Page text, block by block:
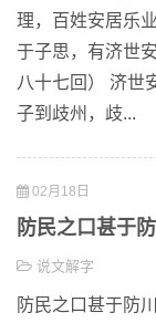
理，百姓安居乐
于子思，有济世
八十七回） 济世
子到歧州，歧...
02月18日
防民之口甚于防
说文解字
防民之口甚于防